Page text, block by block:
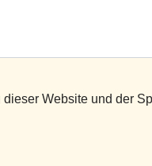
Website und der